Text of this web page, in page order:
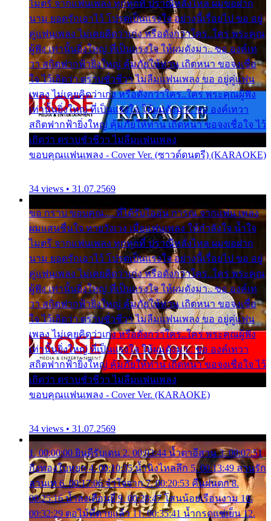
ไมตรี จากแฟนเพลง ทุกทุกที่ ปราณีหลั่งไหล ผมขอฝาก
นาม ยอดรักเอาไว้ โปรดเป็นแรงใจ อย่างนี้เรื่อยไป ขอ อยู่
คู่แฟนเพลง ไม่เคยคิดว่าเก่ง หรือดังกว่าใคร..ใคร พระคุณ
ผู้ฟัง เท่านั้นยิ่งใหญ่ ที่เป็นแรงใจ ให้ผมดังมา.. ขอ องค์เท
วา สถิตฟากฟ้ายิ่งใหญ่ คุ้มภัยให้ท่าน เถิดหนา ขอจงเชื่อ
ใจ ไว้เถิดว่า ตราบชั่วชีวา ไม่ลืมแฟนเพลง ขอ อยู่คู่แฟน
เพลง ไม่เคยคิดว่าเก่ง หรือดังกว่าใคร..ใคร พระคุณผู้ฟัง
เท่านั้นยิ่งใหญ่ ที่เป็นแรงใจ ให้ผมดังมา.. ขอ องค์เทวา
สถิตฟากฟ้ายิ่งใหญ่ คุ้มภัยให้ท่าน เถิดหนา ขอจงเชื่อใจ ไว้
เถิดว่า ตราบชั่วชีวา ไม่ลืมแฟนเพลง
ขอบคุณแฟนเพลง - Cover Ver. (ซาวด์ดนตรี) (KARAOKE)
34 views • 31.07.2569
ขอ กราบ ขอบคุณ.... ที่ได้รับไออุ่น การุณ จากแฟน เพลง
ผมแสนชื่นใจ หายวังเวง เมื่อแฟนเพลง ให้กำลังใจ น้ำใจ
ไมตรี จากแฟนเพลง ทุกทุกที่ ปราณีหลั่งไหล ผมขอฝาก
นาม ยอดรักเอาไว้ โปรดเป็นแรงใจ อย่างนี้เรื่อยไป ขอ อยู่
คู่แฟนเพลง ไม่เคยคิดว่าเก่ง หรือดังกว่าใคร..ใคร พระคุณ
ผู้ฟัง เท่านั้นยิ่งใหญ่ ที่เป็นแรงใจ ให้ผมดังมา.. ขอ องค์เท
วา สถิตฟากฟ้ายิ่งใหญ่ คุ้มภัยให้ท่าน เถิดหนา ขอจงเชื่อ
ใจ ไว้เถิดว่า ตราบชั่วชีวา ไม่ลืมแฟนเพลง ขอ อยู่คู่แฟน
เพลง ไม่เคยคิดว่าเก่ง หรือดังกว่าใคร..ใคร พระคุณผู้ฟัง
เท่านั้นยิ่งใหญ่ ที่เป็นแรงใจ ให้ผมดังมา.. ขอ องค์เทวา
สถิตฟากฟ้ายิ่งใหญ่ คุ้มภัยให้ท่าน เถิดหนา ขอจงเชื่อใจ ไว้
เถิดว่า ตราบชั่วชีวา ไม่ลืมแฟนเพลง
ขอบคุณแฟนเพลง - Cover Ver. (KARAOKE)
34 views • 31.07.2569
1. 00:00:00 ยินดีรับเดน 2. 00:03:44 น้ำตาอีสาน 3. 00:07:51
กิ่งทองใบหยก 4. 00:10:35 น้ำนิ่งไหลลึก 5. 00:13:49 ลานรัก
ลานเท 6. 00:17:06 จำใจจาก 7. 00:20:53 คืนฝนตก 8.
00:25:16 น้ำลงเดือนยี่ 9. 00:28:47 โสนน้อยเรือนงาม 10.
00:32:29 ตอไม้ที่ตายแล้ว 11. 00:35:41 น้ำกรดแช่เย็น 12.